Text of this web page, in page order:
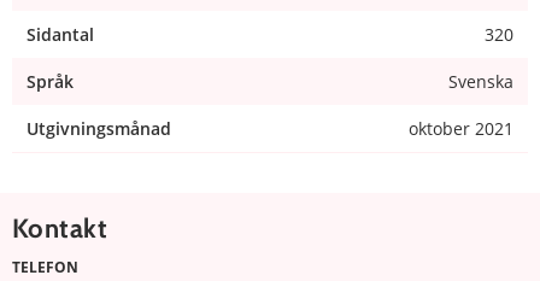
Sidantal 320
Språk Svenska
Utgivningsmånad oktober 2021
Kontakt
TELEFON